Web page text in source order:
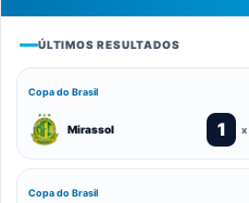
ÚLTIMOS RESULTADOS
Copa do Brasil
Mirassol 1 x
Copa do Brasil